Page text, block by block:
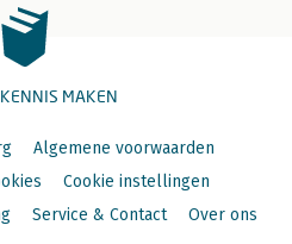
MAKEN
Algemene voorwaarden
Cookie instellingen
Service & Contact Over ons